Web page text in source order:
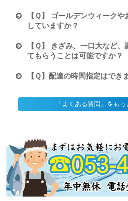
【Ｑ】 ゴールデンウィーク
していますか？
【Ｑ】 きざみ、一口大など
てもらうことは可能ですか？
【Ｑ】配達の時間指定はでき
「よくある質問」をも